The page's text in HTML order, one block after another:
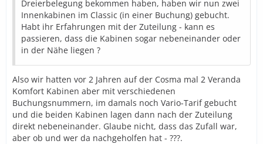
Dreierbelegung bekommen haben, haben wir nun zwei
Innenkabinen im Classic (in einer Buchung) gebucht.
Habt ihr Erfahrungen mit der Zuteilung - kann es
passieren, dass die Kabinen sogar nebeneinander oder
in der Nähe liegen ?
Also wir hatten vor 2 Jahren auf der Cosma mal 2 Veranda
Komfort Kabinen aber mit verschiedenen
Buchungsnummern, im damals noch Vario-Tarif gebucht
und die beiden Kabinen lagen dann nach der Zuteilung
direkt nebeneinander. Glaube nicht, dass das Zufall war,
aber ob und wer da nachgeholfen hat - ???.